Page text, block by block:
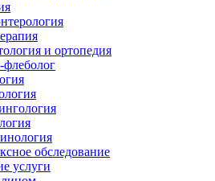
и ортопедия
обследование
услуги